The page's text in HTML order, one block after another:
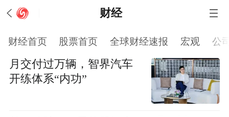
财经
财经首页 股票首页 全球财经速报 宏观 公
月交付过万辆，智界汽车
开练体系“内功”